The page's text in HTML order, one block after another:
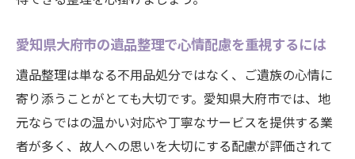
愛知県大府市の遺品整理で心情配慮を重視するには
遺品整理は単なる不用品処分ではなく、ご遺族の心情に
寄り添うことがとても大切です。愛知県大府市では、地
元ならではの温かい対応や丁寧なサービスを提供する業
者が多く、故人への思いを大切にする配慮が評価されて